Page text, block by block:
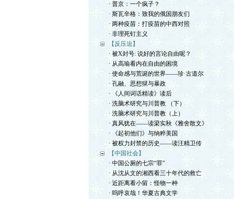
· 普京：一个疯子？
· 斯瓦辛格：致我的俄国朋友们
· 两种疫苗：打疫苗的中西对照
· 非理死钉主义
【反压迫】
· 被X封号: 说好的言论自由呢？
· 从高瑜看内在自由的困境
· 使命感与荒诞的世界——珍·古道尔
· 孔融、思想狱与暴政
· 《人间词话精读》读后
· 洗脑术研究与川普教 （下）
· 洗脑术研究与川普教（上）
· 真风犹在——读梁实秋《雅舍散文》
· 《起初他们》与纳粹美国
· 被权力封禁的历史——读汪精卫传
【中国社会】
· 中国公厕的七宗“罪”
· 从沈从文的湘西看三十年代的救亡
· 近距离看小留：怪物一种
· 呜呼哀哉！华夏古典文学